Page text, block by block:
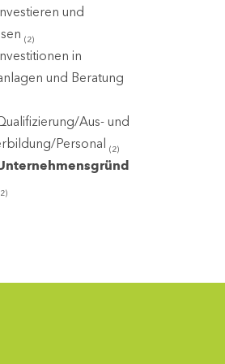
und
(2)
in
und Beratung
Aus- und
Personal (2)